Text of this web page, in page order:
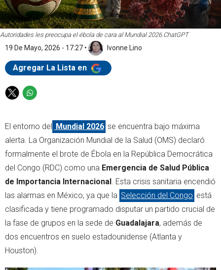
Autoridades les preocupa el ébola de cara al Mundial 2026.ChatGPT
19 De Mayo, 2026 - 17:27 • Ivonne Lino
Agregar La Lista en
T
t
t
r
W
t
s
p
p
El entorno del Mundial 2026 se encuentra bajo máxima
alerta. La Organización Mundial de la Salud (OMS) declaró
formalmente el brote de Ébola en la República Democrática
del Congo (RDC) como una Emergencia de Salud Pública
de Importancia Internacional . Esta crisis sanitaria encendió
las alarmas en México, ya que la Selección del Congo está
clasificada y tiene programado disputar un partido crucial de
la fase de grupos en la sede de Guadalajara, además de
dos encuentros en suelo estadounidense (Atlanta y
Houston).